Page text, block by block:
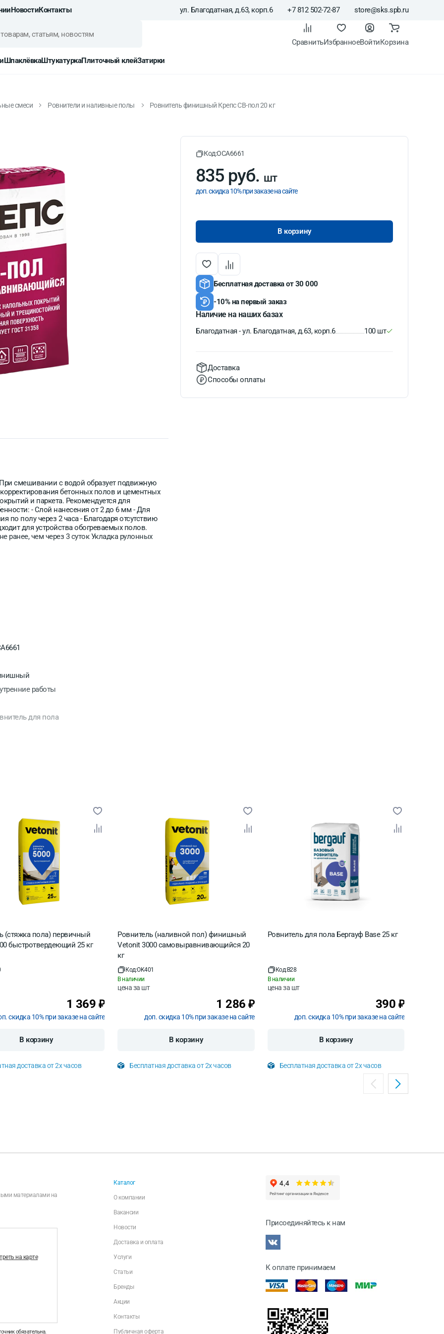
НовостиКонтакты ул. Благодатная, д.63, корп.6 +7 812 502-72-87 store@sks.spb.ru
СравнитьИзбранноеВойтиКорзина
ШпаклёвкаШтукатуркаПлиточный клейЗатирки
смеси Ровнители и наливные полы Ровнитель финишный Крепс СВ-пол 20 кг
смешивании с водой образует подвижную
бетонных полов и цементных
и паркета. Рекомендуется для
- Слой нанесения от 2 до 6 мм - Для
полу через 2 часа - Благодаря отсутствию
для устройства обогреваемых полов.
ранее, чем через 3 суток Укладка рулонных
работы
для пола
+5 до + 25°С
Код:OCA6661
835 руб. шт
доп. скидка 10% при заказе на сайте
В корзину
Бесплатная доставка от 30 000
-10% на первый заказ
Наличие на наших базах
Благодатная - ул. Благодатная, д.63, корп.6 100 шт
Доставка
Способы оплаты
(стяжка пола) первичный
быстротвердеющий 25 кг
1 369 ₽
скидка 10% при заказе на сайте
В корзину
доставка от 2х часов
Ровнитель (наливной пол) финишный
Vetonit 3000 самовыравнивающийся 20
кг
Код:OK401
В наличии
цена за шт
1 286 ₽
доп. скидка 10% при заказе на сайте
В корзину
Бесплатная доставка от 2х часов
Ровнитель для пола Бергауф Base 25 кг
Код:B28
В наличии
цена за шт
390 ₽
доп. скидка 10% при заказе на сайте
В корзину
Бесплатная доставка от 2х часов
материалами на
на карте
обязательна.
Каталог
О компании
Вакансии
Новости
Доставка и оплата
Услуги
Статьи
Бренды
Акции
Контакты
Публичная оферта
Присоединяйтесь к нам
К оплате принимаем